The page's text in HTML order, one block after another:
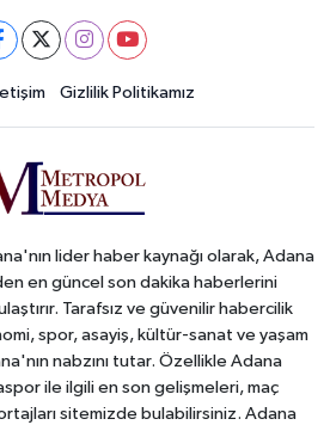
Gizlilik Politikamız
lider haber kaynağı olarak, Adana
en güncel son dakika haberlerini
Tarafsız ve güvenilir habercilik
spor, asayiş, kültür-sanat ve yaşam
nabzını tutar. Özellikle Adana
ile ilgili en son gelişmeleri, maç
sitemizde bulabilirsiniz. Adana